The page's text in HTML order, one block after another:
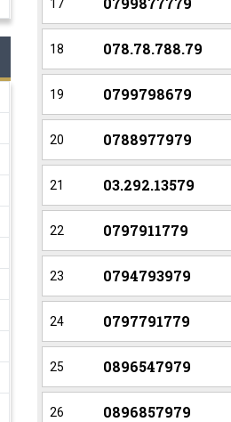
17
18 078.78.788.79
19 0799798679
20 0788977979
21 03.292.13579
22 0797911779
23 0794793979
24 0797791779
25 0896547979
26 0896857979